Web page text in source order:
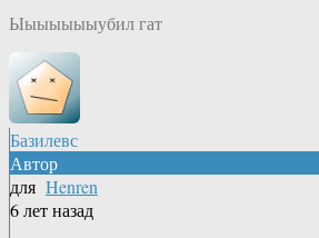
Ыыыыыыыубил гат
Базилевс
Автор
для Henren
6 лет назад